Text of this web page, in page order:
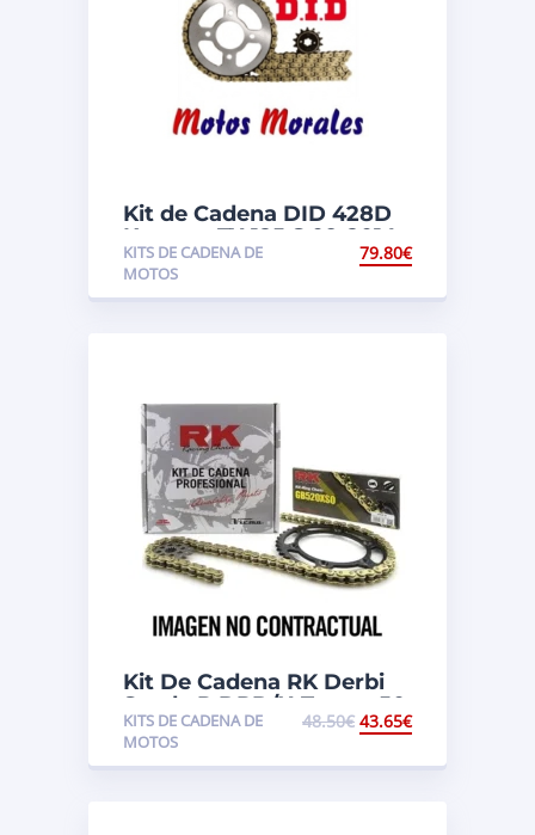
Kit de Cadena DID 428D
Keeway TX 125 S 09-2014
Estándar
KITS DE CADENA DE
MOTOS
79.80€
Kit De Cadena RK Derbi
Senda R DRD/X-Treme 50
KITS DE CADENA DE
MOTOS
48.50€ 43.65€